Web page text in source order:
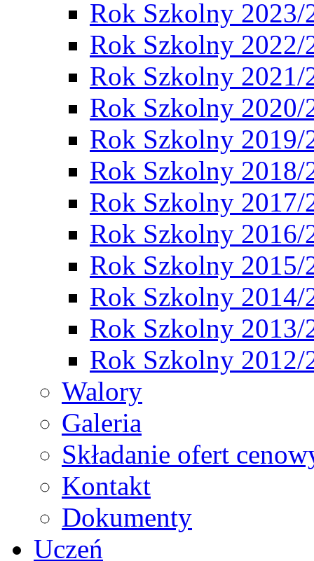
Rok Szkolny 2023/
Rok Szkolny 2022/
Rok Szkolny 2021/
Rok Szkolny 2020/
Rok Szkolny 2019/
Rok Szkolny 2018/
Rok Szkolny 2017/
Rok Szkolny 2016/
Rok Szkolny 2015/
Rok Szkolny 2014/
Rok Szkolny 2013/
Rok Szkolny 2012/
Walory
Galeria
Składanie ofert
Kontakt
Dokumenty
Uczeń